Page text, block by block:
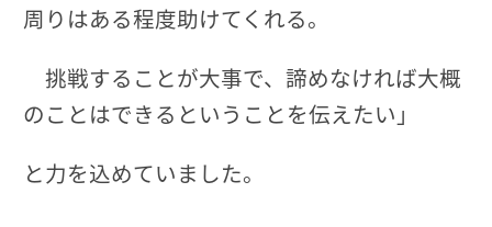
周りはある程度助けてくれる。
挑戦することが大事で、諦めなければ大概
のことはできるということを伝えたい」
と力を込めていました。